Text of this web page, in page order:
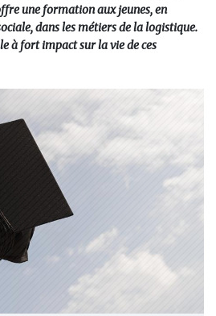
une formation aux jeunes, en
dans les métiers de la logistique.
à fort impact sur la vie de ces